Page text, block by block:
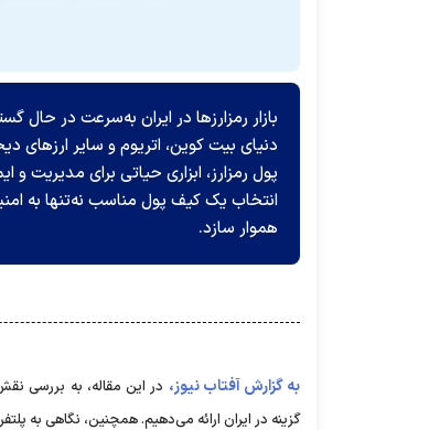
بازار رمزارز‌ها در ایران به‌سرعت در
دنیای بیت کوین، اتریوم و سایر
پول رمزارز، ابزاری حیاتی برای مدیریت
انتخاب یک کیف پول مناسب نه‌تنها به
هموار سازد.
به گزارش آفتاب نیوز، در این مقاله، به بررسی
گزینه در ایران ارائه می‌دهیم. همچنین، نگاهی به